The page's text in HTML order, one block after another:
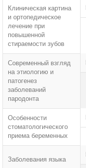
Клиническая картина
и ортопедическое
лечение при
повышенной
стираемости зубов
Современный взгляд
на этиологию и
патогенез
заболеваний
пародонта
Особенности
стоматологического
приема беременных
Заболевания языка